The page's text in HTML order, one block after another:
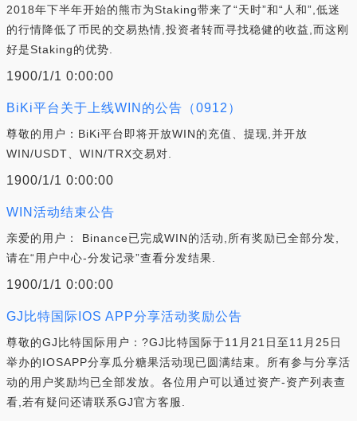
2018年下半年开始的熊市为Staking带来了“天时”和“人和”,低迷
的行情降低了币民的交易热情,投资者转而寻找稳健的收益,而这刚
好是Staking的优势.
1900/1/1 0:00:00
BiKi平台关于上线WIN的公告（0912）
尊敬的用户：BiKi平台即将开放WIN的充值、提现,并开放
WIN/USDT、WIN/TRX交易对.
1900/1/1 0:00:00
WIN活动结束公告
亲爱的用户： Binance已完成WIN的活动,所有奖励已全部分发,
请在“用户中心-分发记录”查看分发结果.
1900/1/1 0:00:00
GJ比特国际IOS APP分享活动奖励公告
尊敬的GJ比特国际用户：?GJ比特国际于11月21日至11月25日
举办的IOSAPP分享瓜分糖果活动现已圆满结束。所有参与分享活
动的用户奖励均已全部发放。各位用户可以通过资产-资产列表查
看,若有疑问还请联系GJ官方客服.